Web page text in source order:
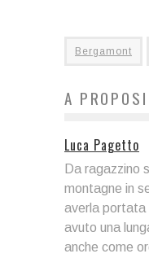
Bergamont
A
Luca Pagetto
Da ragazzino
montagne in
averla portata
avuto una
anche come